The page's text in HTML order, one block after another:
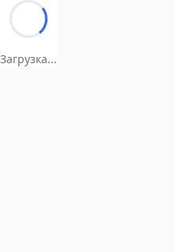
Загрузка...